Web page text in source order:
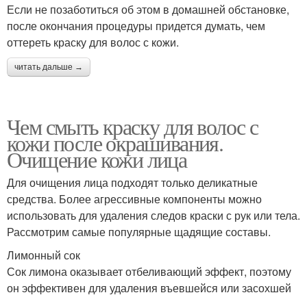
Если не позаботиться об этом в домашней обстановке,
после окончания процедуры придется думать, чем
оттереть краску для волос с кожи.
читать дальше →
Чем смыть краску для волос с
кожи после окрашивания.
Очищение кожи лица
Для очищения лица подходят только деликатные
средства. Более агрессивные компоненты можно
использовать для удаления следов краски с рук или тела.
Рассмотрим самые популярные щадящие составы.
Лимонный сок
Сок лимона оказывает отбеливающий эффект, поэтому
он эффективен для удаления въевшейся или засохшей